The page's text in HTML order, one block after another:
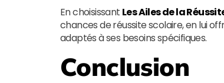
En choisissant Les Ailes de la
chances de réussite scolaire, en lui
adaptés à ses besoins spécifiques.
Conclusion